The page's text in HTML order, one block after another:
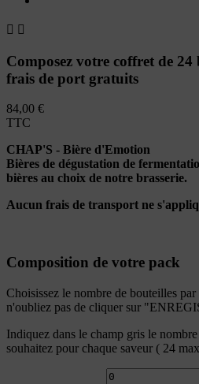
 
Composez votre coffret de
frais de port gratuits
84,00 €
TTC
CHAP'S - Bière d'Emotion
Bières de dégustation de
bières au choix de notre brasserie.
Aucun frais de transport ne
Composition de votre pack
Choisissez le nombre de bouteilles
n'oubliez pas de cliquer sur
Indiquez dans le champ gris le
souhaitez pour chaque saveur ( 24